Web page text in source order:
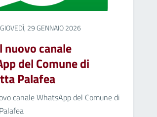
GIOVEDÌ, 29 GENNAIO 2026
canale
del Comune di
Palafea
canale WhatsApp del Comune di